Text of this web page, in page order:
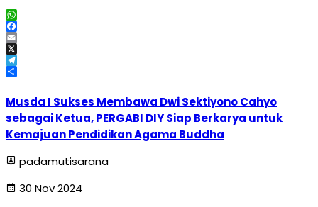
WhatsApp
Facebook
Email
X
Telegram
Musda I Sukses Membawa Dwi Sektiyono Cahyo
sebagai Ketua, PERGABI DIY Siap Berkarya untuk
Kemajuan Pendidikan Agama Buddha
padamutisarana
30 Nov 2024